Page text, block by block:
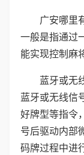
广安哪里
一般是指通过
能实现控制麻
蓝牙或无
蓝牙或无线信
好牌型等指令
号后驱动内部
码牌过程中进